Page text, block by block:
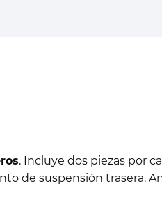
. Incluye dos piezas por
de suspensión trasera.